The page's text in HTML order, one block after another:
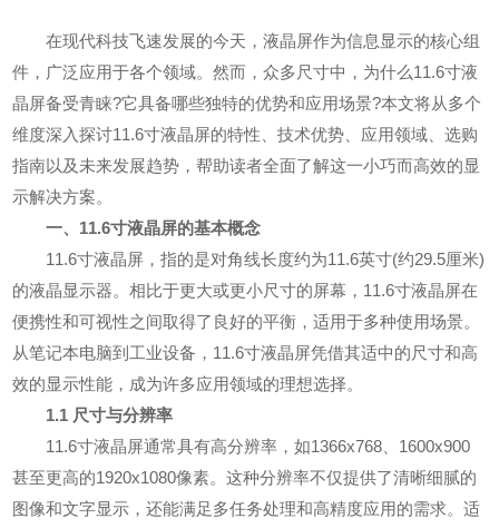
在现代科技飞速发展的今天，液晶屏作为信息显示的核心组
件，广泛应用于各个领域。然而，众多尺寸中，为什么11.6寸液
晶屏备受青睐?它具备哪些独特的优势和应用场景?本文将从多个
维度深入探讨11.6寸液晶屏的特性、技术优势、应用领域、选购
指南以及未来发展趋势，帮助读者全面了解这一小巧而高效的显
示解决方案。
一、11.6寸液晶屏的基本概念
11.6寸液晶屏，指的是对角线长度约为11.6英寸(约29.5厘米)
的液晶显示器。相比于更大或更小尺寸的屏幕，11.6寸液晶屏在
便携性和可视性之间取得了良好的平衡，适用于多种使用场景。
从笔记本电脑到工业设备，11.6寸液晶屏凭借其适中的尺寸和高
效的显示性能，成为许多应用领域的理想选择。
1.1 尺寸与分辨率
11.6寸液晶屏通常具有高分辨率，如1366x768、1600x900
甚至更高的1920x1080像素。这种分辨率不仅提供了清晰细腻的
图像和文字显示，还能满足多任务处理和高精度应用的需求。适